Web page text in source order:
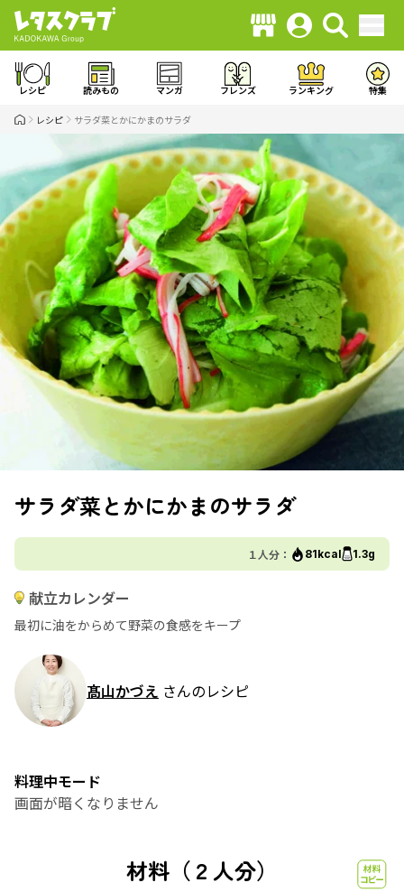
レシピ 読みもの マンガ フレンズ ランキング 特集
レシピ サラダ菜とかにかまのサラダ
サラダ菜とかにかまのサラダ
１人分： 81kcal 1.3g
献立カレンダー
最初に油をからめて野菜の食感をキープ
髙山かづえ さんのレシピ
料理中モード
画面が暗くなりません
材料（２人分）